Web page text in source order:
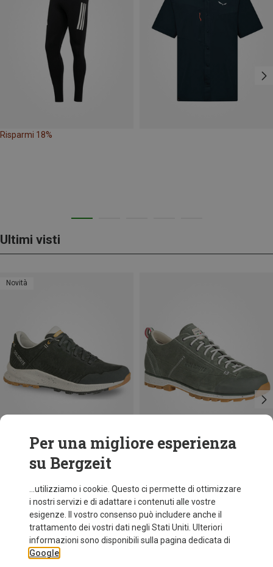
Risparmi 18%
Ultimi visti
Novità
Risparmi 44%
Per una migliore esperienza
su Bergzeit
...utilizziamo i cookie. Questo ci permette di ottimizzare
i nostri servizi e di adattare i contenuti alle vostre
esigenze. Il vostro consenso può includere anche il
trattamento dei vostri dati negli Stati Uniti. Ulteriori
informazioni sono disponibili sulla pagina dedicata di
Google